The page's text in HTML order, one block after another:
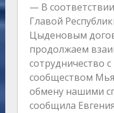
— В
Главой
Цыденовым
продолжаем
сотрудничество
сообществом
обмену нашими
сообщила